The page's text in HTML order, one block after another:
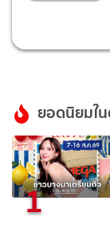
ยอดนิยมใ
1